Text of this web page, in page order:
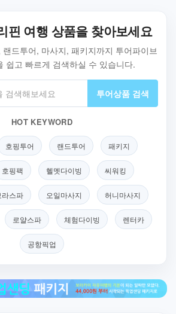
핀 여행 상품을 찾아보세요
드투어, 마사지, 패키지까지 투어파이브
쉽고 빠르게 검색하실 수 있습니다.
투어상품 검색
HOT KEYWORD
호핑투어 랜드투어 패키지
호핑팩 헬멧다이빙 씨워킹
라스파 오일마사지 허니마사지
로얄스파 체험다이빙 렌터카
공항픽업